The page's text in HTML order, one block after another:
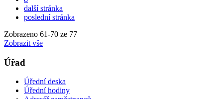
další stránka
poslední stránka
Zobrazeno 61-70 ze 77
Zobrazit vše
Úřad
Úřední deska
Úřední hodiny